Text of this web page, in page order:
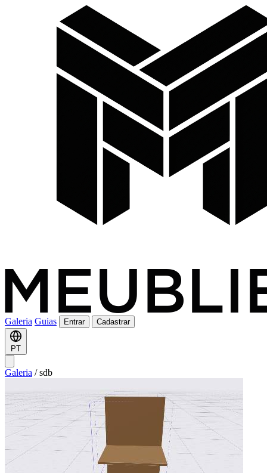
Galeria Guias Entrar Cadastrar
PT
Galeria / sdb